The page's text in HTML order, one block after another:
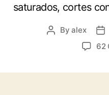
saturados, cortes
PostByalex
62